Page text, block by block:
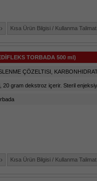
Kısa Ürün Bilgisi / Kullanma
TORBADA 500 ml)
ÇÖZELTISI,
20 gram dekstroz içerir. Steril
Kısa Ürün Bilgisi / Kullanma